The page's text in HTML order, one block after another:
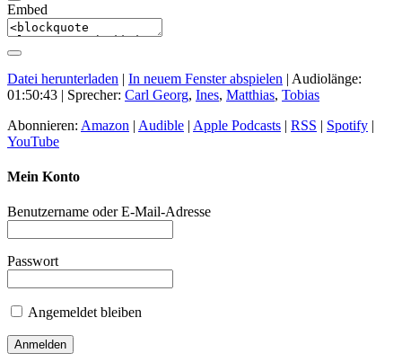
Embed
Datei herunterladen | In neuem Fenster abspielen | Audiolänge:
01:50:43 | Sprecher: Carl Georg, Ines, Matthias, Tobias
Abonnieren: Amazon | Audible | Apple Podcasts | RSS | Spotify |
YouTube
Mein Konto
Benutzername oder E-Mail-Adresse
Passwort
Angemeldet bleiben